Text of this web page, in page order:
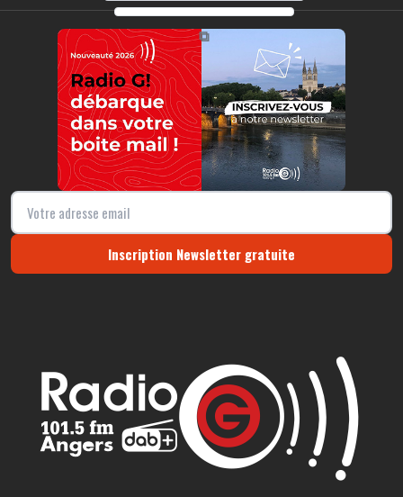
https://radio-g.fr?3870
⧉
Inscription Newsletter gratuite